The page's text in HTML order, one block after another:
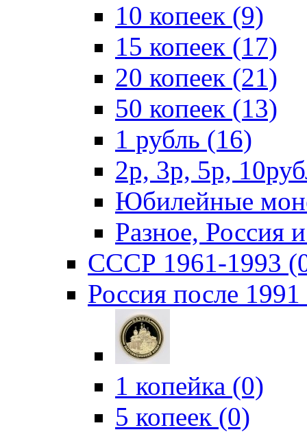
10 копеек (9)
15 копеек (17)
20 копеек (21)
50 копеек (13)
1 рубль (16)
2р, 3р, 5р,
Юбилейные
Разное, Россия
СССР 1961-1993
Россия после
1 копейка (0)
5 копеек (0)